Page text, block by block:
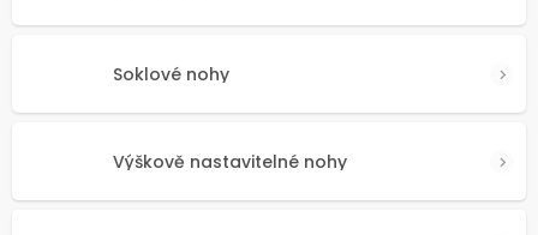
Soklové nohy
Výškově nastavitelné nohy